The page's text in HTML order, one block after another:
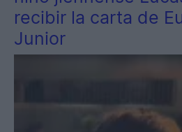
recibir la carta de
Junior